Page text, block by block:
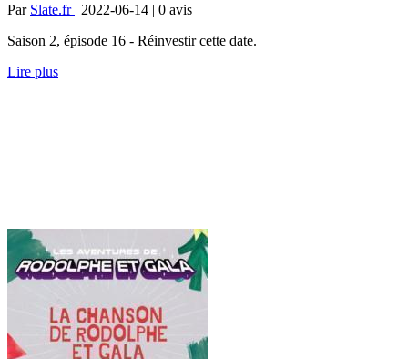
Par Slate.fr | 2022-06-14 | 0 avis
Saison 2, épisode 16 - Réinvestir cette date.
Lire plus